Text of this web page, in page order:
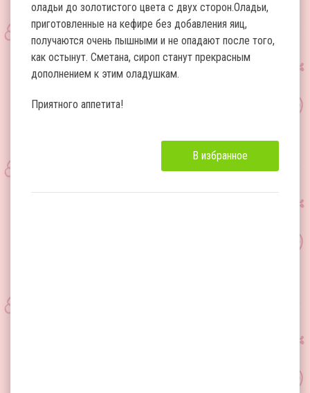
оладьи до золотистого цвета с двух сторон.Оладьи,
приготовленные на кефире без добавления яиц,
получаются очень пышными и не опадают после того,
как остынут. Сметана, сироп станут прекрасным
дополнением к этим оладушкам.
Приятного аппетита!
В избранное